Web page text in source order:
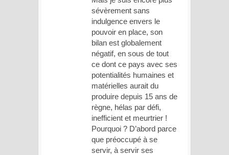
sévèrement sans
indulgence envers le
pouvoir en place, son
bilan est globalement
négatif, en sous de tout
ce dont ce pays avec ses
potentialités humaines et
matérielles aurait du
produire depuis 15 ans de
règne, hélas par défi,
inefficient et meurtrier !
Pourquoi ? D’abord parce
que préoccupé à se
servir, à servir ses